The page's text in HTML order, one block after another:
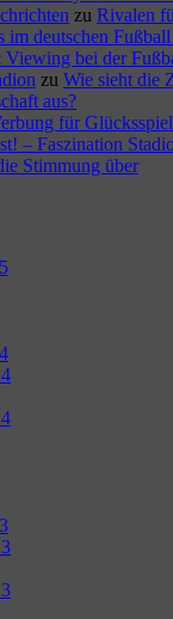
zu Rivalen
im deutschen
Viewing bei der
zu Wie sieht die
aus?
für
– Faszination
Stimmung über